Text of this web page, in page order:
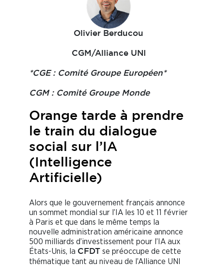
Olivier Berducou
CGM/Alliance UNI
*CGE : Comité Groupe Européen*
CGM : Comité Groupe Monde
Orange tarde à prendre
le train du dialogue
social sur l’IA
(Intelligence
Artificielle)
Alors que le gouvernement français annonce
un sommet mondial sur l’IA les 10 et 11 février
à Paris et que dans le même temps la
nouvelle administration américaine annonce
500 milliards d’investissement pour l’IA aux
États-Unis, la CFDT
se préoccupe de cette
thématique tant au niveau de l’Alliance UNI